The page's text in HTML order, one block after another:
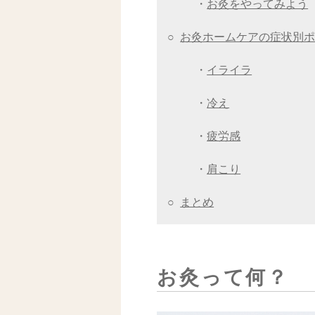
・ お灸をやってみよう
○ お灸ホームケアの症状別
・ イライラ
・ 冷え
・疲労感
・ 肩こり
○ まとめ
お灸って何？